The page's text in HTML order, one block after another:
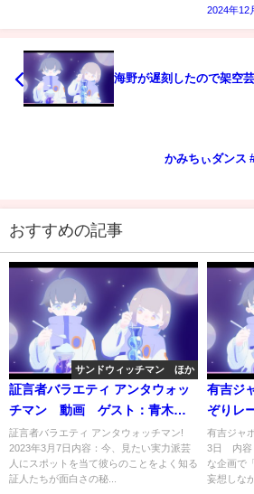
2024年12
海野が遅刻したので架空
かみちぃダンス
おすすめの記事
サンドウィッチマン ほか
証言者バラエティ アンタウォッ
チマン 動画 ゲスト：青木さ
やか 3月7日
証言者バラエティ アンタウォッチマン!
2023年3月7日内容：今、見たい実力派芸
人にスポットを当て彼らのことをよく知る
証人たちが面白さの秘...
有吉ジ
ぞりレ
み○が
有吉ジャ
3日 内容
な企画で
妄想しな